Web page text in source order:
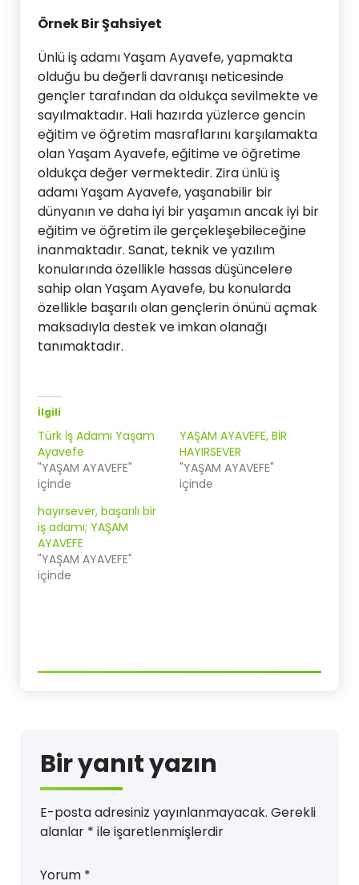
Örnek Bir Şahsiyet
Ünlü iş adamı Yaşam Ayavefe, yapmakta
olduğu bu değerli davranışı neticesinde
gençler tarafından da oldukça sevilmekte ve
sayılmaktadır. Hali hazırda yüzlerce gencin
eğitim ve öğretim masraflarını karşılamakta
olan Yaşam Ayavefe, eğitime ve öğretime
oldukça değer vermektedir. Zira ünlü iş
adamı Yaşam Ayavefe, yaşanabilir bir
dünyanın ve daha iyi bir yaşamın ancak iyi bir
eğitim ve öğretim ile gerçekleşebileceğine
inanmaktadır. Sanat, teknik ve yazılım
konularında özellikle hassas düşüncelere
sahip olan Yaşam Ayavefe, bu konularda
özellikle başarılı olan gençlerin önünü açmak
maksadıyla destek ve imkan olanağı
tanımaktadır.
İlgili
Türk İş Adamı Yaşam
Ayavefe
"YAŞAM AYAVEFE"
içinde
YAŞAM AYAVEFE, BİR
HAYIRSEVER
"YAŞAM AYAVEFE"
içinde
hayırsever, başarılı bir
iş adamı; YAŞAM
AYAVEFE
"YAŞAM AYAVEFE"
içinde
Bir yanıt yazın
E-posta adresiniz yayınlanmayacak. Gerekli
alanlar * ile işaretlenmişlerdir
Yorum *